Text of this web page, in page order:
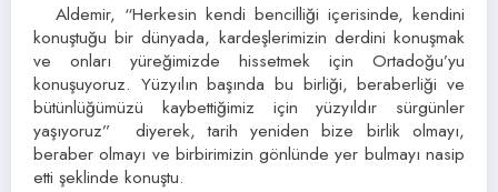
Aldemir, “Herkesin kendi bencilliği içerisinde, kendini
konuştuğu bir dünyada, kardeşlerimizin derdini konuşmak
ve onları yüreğimizde hissetmek için Ortadoğu’yu
konuşuyoruz. Yüzyılın başında bu birliği, beraberliği ve
bütünlüğümüzü kaybettiğimiz için yüzyıldır sürgünler
yaşıyoruz” diyerek, tarih yeniden bize birlik olmayı,
beraber olmayı ve birbirimizin gönlünde yer bulmayı nasip
etti şeklinde konuştu.